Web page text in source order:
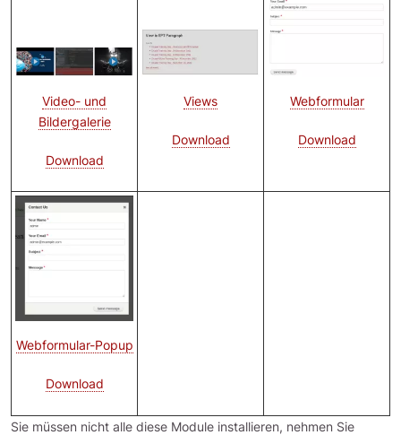
Bild
Video- und
Bildergalerie
Download
Bild
Views
Download
Webformular
Download
Bild
Webformular-Popup
Download
Sie müssen nicht alle diese Module installieren, nehmen Sie